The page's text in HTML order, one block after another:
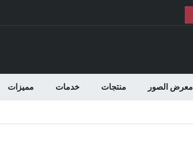
مميزات خدمات منتجات معرض الصور